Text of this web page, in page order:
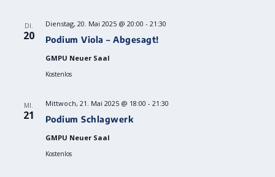
DI.
20 Podium Viola – Abgesagt!
Dienstag, 20. Mai 2025 @ 20:00 - 21:30
GMPU Neuer Saal
Kostenlos
MI.
21 Podium Schlagwerk
Mittwoch, 21. Mai 2025 @ 18:00 - 21:30
GMPU Neuer Saal
Kostenlos